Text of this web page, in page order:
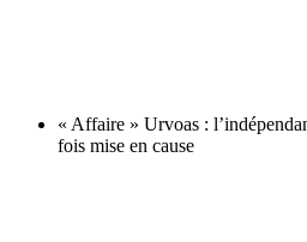
« Affaire » Urvoas :
fois mise en cause